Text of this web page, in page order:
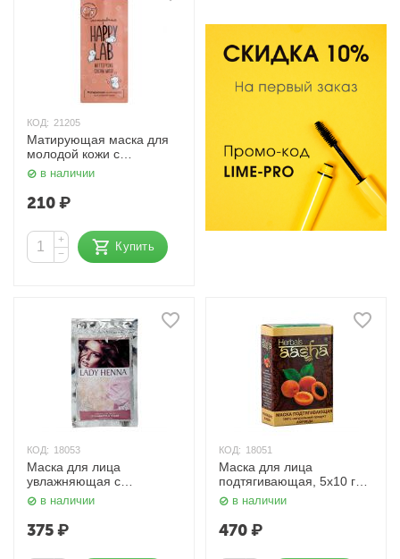
КОД: 21205
Матирующая маска для
молодой кожи с
экстрактом айвы / Mask
With Quince Extract
Matting, 20 мл. Happy Lab
в наличии
210₽
+
−
Купить
КОД: 18053
Маска для лица
увлажняющая с
сандалом и розой, 100
мл. Lady Henna
в наличии
375₽
КОД: 18051
Маска для лица
подтягивающая, 5х10 гр.
Aasha Herbals
в наличии
470₽